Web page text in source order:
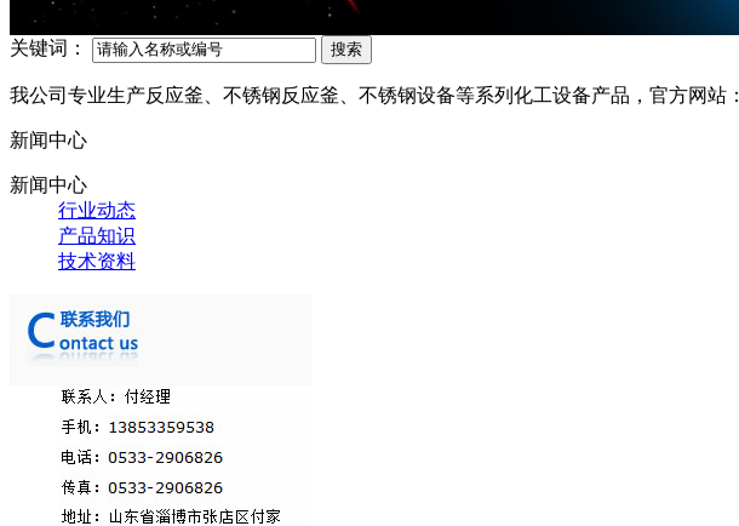
关键词：
我公司专业生产反应釜、不锈钢反应釜、不锈钢设备等系列化工设备产品，官方网站：
新闻中心
新闻中心
行业动态
产品知识
技术资料